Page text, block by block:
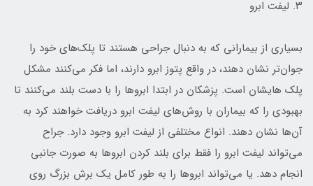
۳. لیفت ابرو
بسیاری از بیمارانی که به دنبال جراحی هستند تا پلک‌های خود را
جوان‌تر نشان دهند، در واقع پتوز ابرو دارند، اما فکر می‌کنند مشکل
پلک هایشان است. پزشکان در ابتدا ابرو‌ها را با دست بلند می‌کنند تا
بهبودی را که بیماران با روش‌های لیفت ابرو دریافت خواهند کرد به
آن‌ها نشان دهند. انواع مختلفی از لیفت ابرو وجود دارد. جراح
می‌تواند لیفت ابرو را فقط برای بلند کردن ابرو‌ها به صورت جانبی
انجام دهد. یا می‌تواند ابرو‌ها را به طور کامل یک برش بزرگ روی